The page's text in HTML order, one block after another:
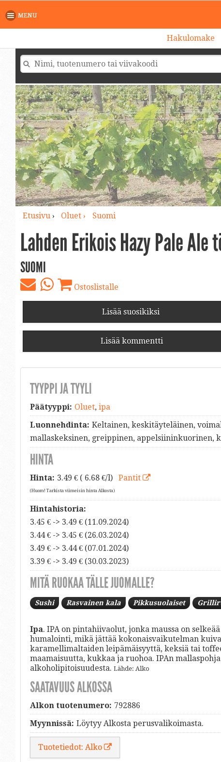
MENU
Hakulomake
Etusivu› Oluet › Suomi
Lahden Erikois Hazy Pale Ale
SUOMI
Ostoslistalle
Lisää suosikiksi
Lisää kommentti
TYYPPI JA TYYLI
Päätyyppi: Oluet, ipa
Luonnehdinta: Keltainen, keskitäyteläinen,
mallaskeksinen, greippinen, appelsiininkuorinen,
HINTA
Hinta: 3.49 € ( 6.68 €/l) Pantit
(Huom! Tarkista viimeisin hinta Alkosta)
Hintahistoria:
3.45 € -> 3.49 € (11.09.2024)
3.44 € -> 3.45 € (26.03.2024)
3.49 € -> 3.44 € (07.01.2024)
3.39 € -> 3.49 € (30.03.2023)
MITÄ RUOKAA TÄLLE JUOMALLE?
Sushi Rasvainen kala Pikkusuolaiset
Ipa. IPA on pintahiivaolut, jonka maussa on
humalointi, mikä jättää kokonaisvaikutelman
karamellimaltaiden leipämäisyyttä, keksiä tai
maamaisuutta, kukkaa ja ruohoa. IPAn
alkoholipitoisuudesta. Lähde: Alko
SAATAVUUS ALKOSSA
Alkon tuotenumero: 792886
Myynnissä: Löytyy Alkosta perusvalikoimasta.
Tuotetiedot: Alko